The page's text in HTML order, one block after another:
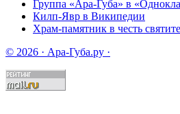
Группа «Ара-Губа» в
Килп-Явр в Википедии
Храм-памятник в честь
© 2026 · Ара-Губа.ру ·